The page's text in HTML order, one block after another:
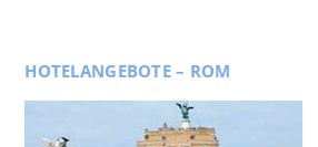
HOTELANGEBOTE – ROM